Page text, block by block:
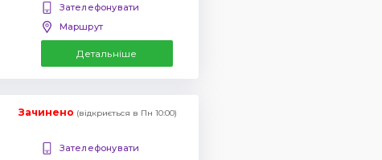
Зателефонувати
Маршрут
Детальніше
Зачинено (відкриється в Пн 10:00)
Зателефонувати